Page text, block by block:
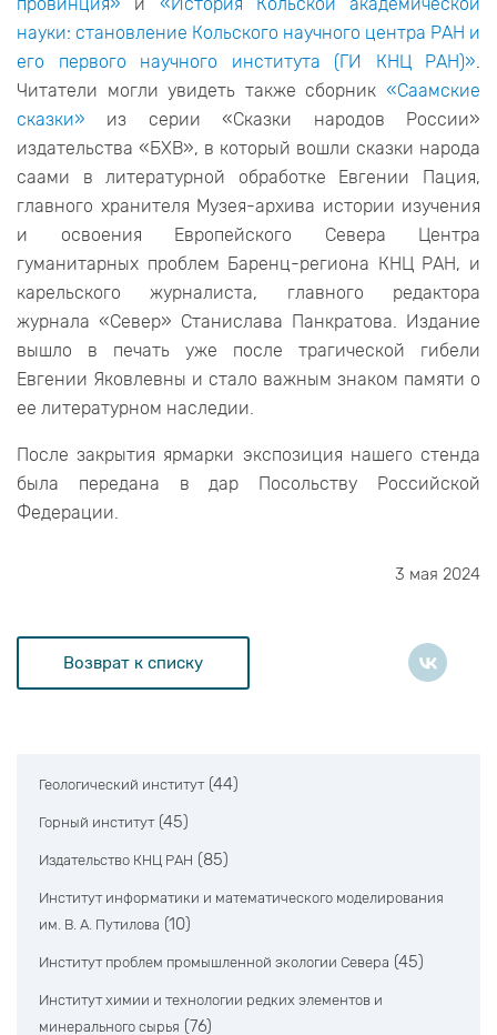
науки: становление Кольского научного центра РАН и
его первого научного института (ГИ КНЦ РАН)».
Читатели могли увидеть также сборник «Саамские
сказки» из серии «Сказки народов России»
издательства «БХВ», в который вошли сказки народа
саами в литературной обработке Евгении Пация,
главного хранителя Музея-архива истории изучения
и освоения Европейского Севера Центра
гуманитарных проблем Баренц-региона КНЦ РАН, и
карельского журналиста, главного редактора
журнала «Север» Станислава Панкратова. Издание
вышло в печать уже после трагической гибели
Евгении Яковлевны и стало важным знаком памяти о
ее литературном наследии.
После закрытия ярмарки экспозиция нашего стенда
была передана в дар Посольству Российской
Федерации.
3 мая 2024
Возврат к списку
Геологический институт (44)
Горный институт (45)
Издательство КНЦ РАН (85)
Институт информатики и математического моделирования
им. В. А. Путилова (10)
Институт проблем промышленной экологии Севера (45)
Институт химии и технологии редких элементов и
минерального сырья (76)